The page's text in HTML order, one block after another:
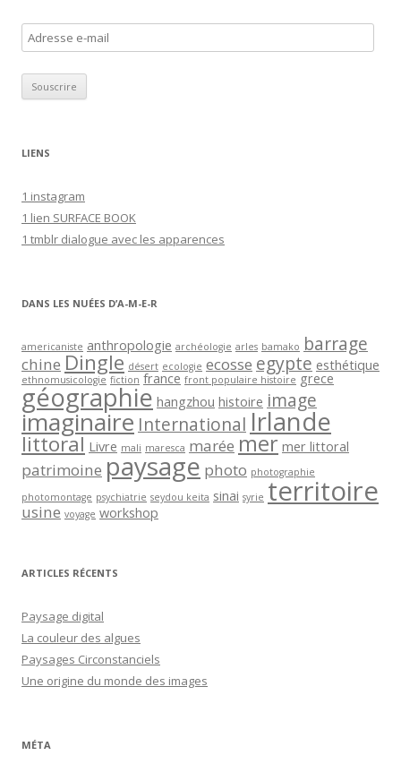
d
r
e
-
m
a
LIENS
1 instagram
1 lien SURFACE BOOK
1 tmblr dialogue avec les apparences
DANS LES NUÉES D’A-M-E-R
americaniste anthropologie archéologie arles bamako barrage
chine Dingle désert ecologie ecosse egypte esthétique
ethnomusicologie fiction france front populaire histoire grece
géographie hangzhou histoire image
imaginaire International Irlande
littoral Livre mali maresca marée mer mer littoral
patrimoine paysage photo photographie
photomontage psychiatrie seydou keita sinai syrie territoire
usine voyage workshop
ARTICLES RÉCENTS
Paysage digital
La couleur des algues
Paysages Circonstanciels
Une origine du monde des images
MÉTA